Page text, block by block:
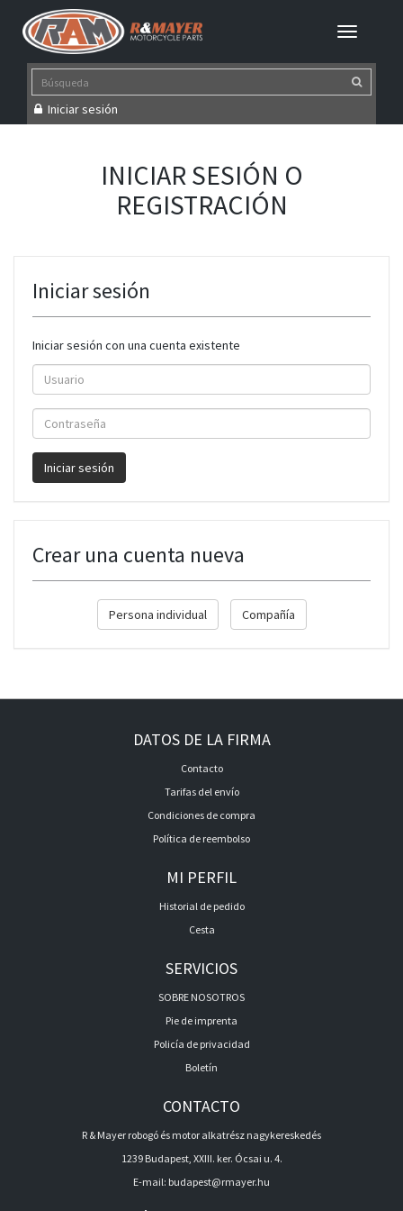
Iniciar sesión
INICIAR SESIÓN O
REGISTRACIÓN
Iniciar sesión
Iniciar sesión con una cuenta existente
Usuario
Contraseña
Iniciar sesión
Crear una cuenta nueva
Persona individual Compañía
DATOS DE LA FIRMA
Contacto
Tarifas del envío
Condiciones de compra
Política de reembolso
MI PERFIL
Historial de pedido
Cesta
SERVICIOS
SOBRE NOSOTROS
Pie de imprenta
Policía de privacidad
Boletín
CONTACTO
R & Mayer robogó és motor alkatrész nagykereskedés
1239 Budapest, XXIII. ker. Ócsai u. 4.
E-mail: budapest@rmayer.hu